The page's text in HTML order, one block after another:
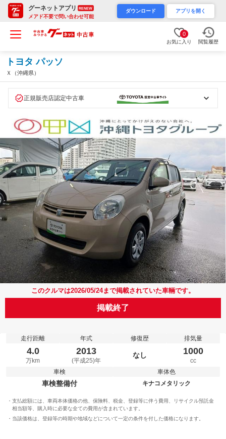
グーネットアプリ RENEW
メアド不要で問い合わせ可能
ダウンロード アプリを開く
0
お気に入り 閲覧履歴
トヨタ パッソ
Ｘ（沖縄県）
正規販売店認定中古車
このクルマは2026/05/24まで掲載されていた車輛です。
掲載終了
走行距離
4.0
万km
年式
2013
(平成25)年
修復歴
なし
排気量
1000
cc
車検
車検整備付
車体色
キナコメタリック
支払総額には、車両本体価格の他、保険料、税金、登録等に伴う費用、リサイクル預託金
相当額等、購入時に必要な全ての費用が含まれています。
当該価格は、登録等の時期や地域などについて一定の条件を付した価格になります。